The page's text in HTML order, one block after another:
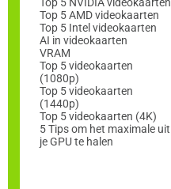
Top 5 AMD videokaarten
Top 5 Intel videokaarten
AI in videokaarten
VRAM
Top 5 videokaarten
(1080p)
Top 5 videokaarten
(1440p)
Top 5 videokaarten (4K)
5 Tips om het maximale uit
je GPU te halen